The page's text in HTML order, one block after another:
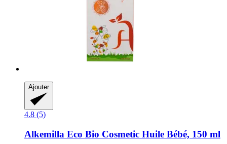
Ajouter
4.8 (5)
Alkemilla Eco Bio Cosmetic Huile Bébé, 150 ml